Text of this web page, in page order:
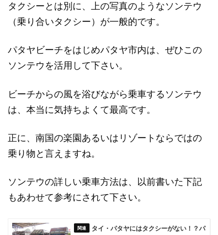
タクシーとは別に、上の写真のようなソンテウ
（乗り合いタクシー）が一般的です。
パタヤビーチをはじめパタヤ市内は、ぜひこの
ソンテウを活用して下さい。
ビーチからの風を浴びながら乗車するソンテウ
は、本当に気持ちよくて最高です。
正に、南国の楽園あるいはリゾートならではの
乗り物と言えますね。
ソンテウの詳しい乗車方法は、以前書いた下記
もあわせて参考にされて下さい。
タイ・パタヤにはタクシーがない！？パ